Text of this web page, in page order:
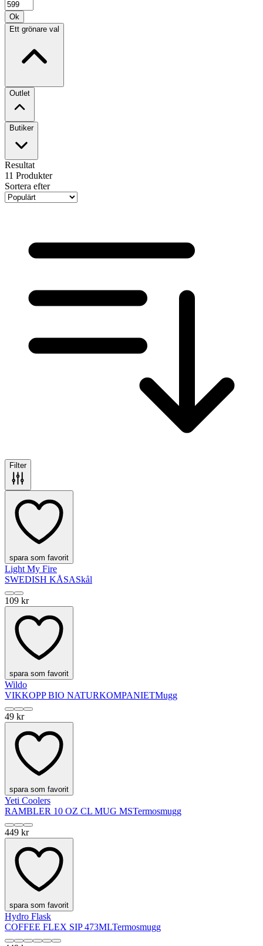
Ok
Ett grönare val
Outlet
Butiker
Resultat
11 Produkter
Sortera efter
Filter
spara som favorit
Light My Fire
SWEDISH KÅSASkål
109 kr
spara som favorit
Wildo
VIKKOPP BIO NATURKOMPANIETMugg
49 kr
spara som favorit
Yeti Coolers
RAMBLER 10 OZ CL MUG MSTermosmugg
449 kr
spara som favorit
Hydro Flask
COFFEE FLEX SIP 473MLTermosmugg